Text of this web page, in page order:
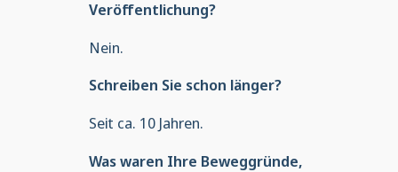
Veröffentlichung?
Nein.
Schreiben Sie schon länger?
Seit ca. 10 Jahren.
Was waren Ihre Beweggründe,